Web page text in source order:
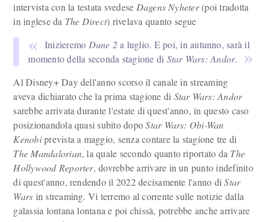
intervista con la testata svedese Dagens Nyheter(poi tradotta
in inglese da The Direct) rivelava quanto segue
Inizieremo Dune 2a luglio. E poi, in autunno, sarà il
momento della seconda stagione di Star Wars: Andor.
Al Disney+ Day dell'anno scorso il canale in streaming
aveva dichiarato che la prima stagione di Star Wars: Andor
sarebbe arrivata durante l'estate di quest'anno, in questo caso
posizionandola quasi subito dopoStar Wars: Obi-Wan
Kenobiprevista a maggio, senza contare la stagione tre di
The Mandalorian, la quale secondo quanto riportato da The
Hollywood Reporter, dovrebbe arrivare in un punto indefinito
di quest'anno, rendendo il 2022 decisamente l'anno diStar
Wars in streaming. Vi terremo al corrente sulle notizie dalla
galassia lontana lontana e poi chissà, potrebbe anche arrivare